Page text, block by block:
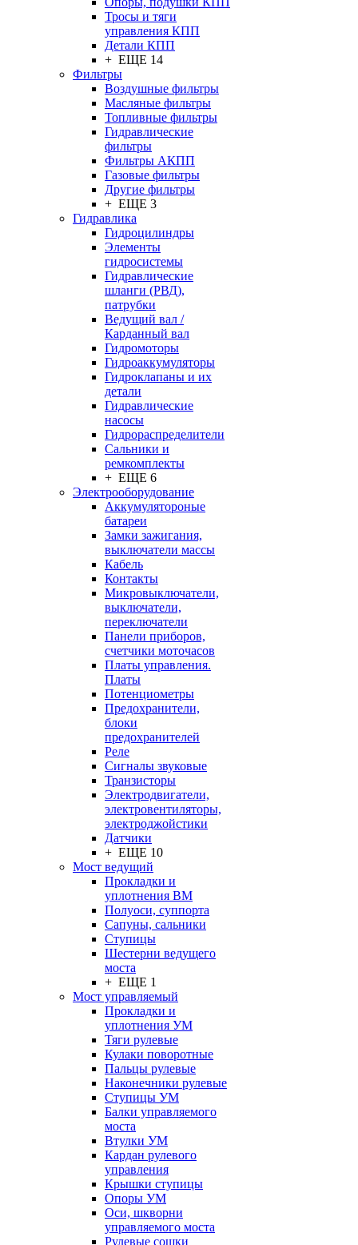
Тросы и тяги
управления КПП
Детали КПП
+ ЕЩЕ 14
Фильтры
Воздушные фильтры
Масляные фильтры
Топливные фильтры
Гидравлические
фильтры
Фильтры АКПП
Газовые фильтры
Другие фильтры
+ ЕЩЕ 3
Гидравлика
Гидроцилиндры
Элементы
гидросистемы
Гидравлические
шланги (РВД),
патрубки
Ведущий вал /
Карданный вал
Гидромоторы
Гидроаккумуляторы
Гидроклапаны и их
детали
Гидравлические
насосы
Гидрораспределители
Сальники и
ремкомплекты
+ ЕЩЕ 6
Электрооборудование
Аккумулятороные
батареи
Замки зажигания,
выключатели массы
Кабель
Контакты
Микровыключатели,
выключатели,
переключатели
Панели приборов,
счетчики моточасов
Платы управления.
Платы
Потенциометры
Предохранители,
блоки
предохранителей
Реле
Сигналы звуковые
Транзисторы
Электродвигатели,
электровентиляторы,
электроджойстики
Датчики
+ ЕЩЕ 10
Мост ведущий
Прокладки и
уплотнения ВМ
Полуоси, суппорта
Сапуны, сальники
Ступицы
Шестерни ведущего
моста
+ ЕЩЕ 1
Мост управляемый
Прокладки и
уплотнения УМ
Тяги рулевые
Кулаки поворотные
Пальцы рулевые
Наконечники рулевые
Ступицы УМ
Балки управляемого
моста
Втулки УМ
Кардан рулевого
управления
Крышки ступицы
Опоры УМ
Оси, шкворни
управляемого моста
Рулевые сошки